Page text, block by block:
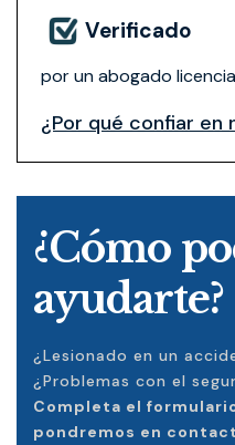
Verificado
por un abogado
¿Por qué confiar en
¿Cómo
ayudarte?
¿Lesionado en un
¿Problemas con el
Completa el
pondremos en